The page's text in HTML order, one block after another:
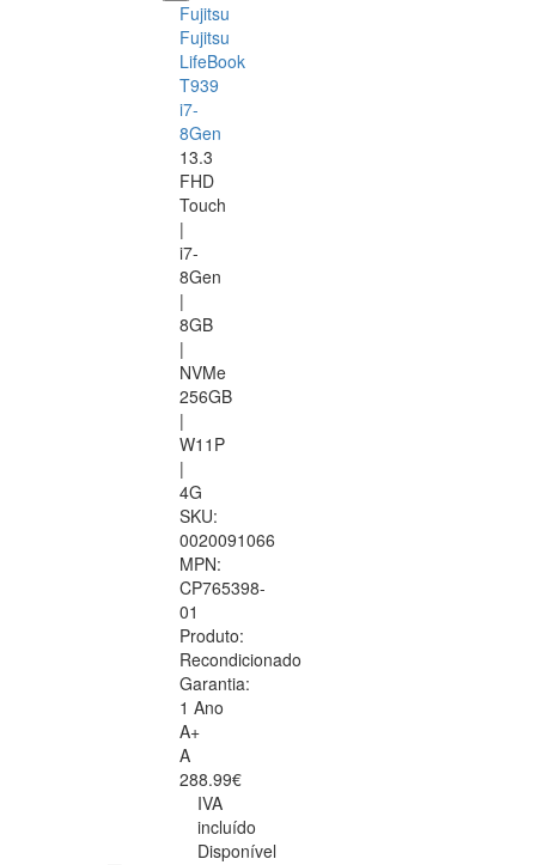
Fujitsu
Fujitsu
LifeBook
T939
i7-
8Gen
13.3
FHD
Touch
|
i7-
8Gen
|
8GB
|
NVMe
256GB
|
W11P
|
4G
SKU:
0020091066
MPN:
CP765398-
01
Produto:
Recondicionado
Garantia:
1 Ano
A+
A
288.99€
IVA
incluído
Disponível